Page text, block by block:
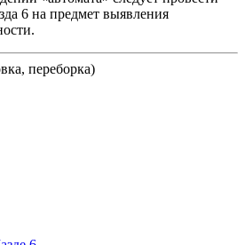
6 на предмет выявления
переборка)